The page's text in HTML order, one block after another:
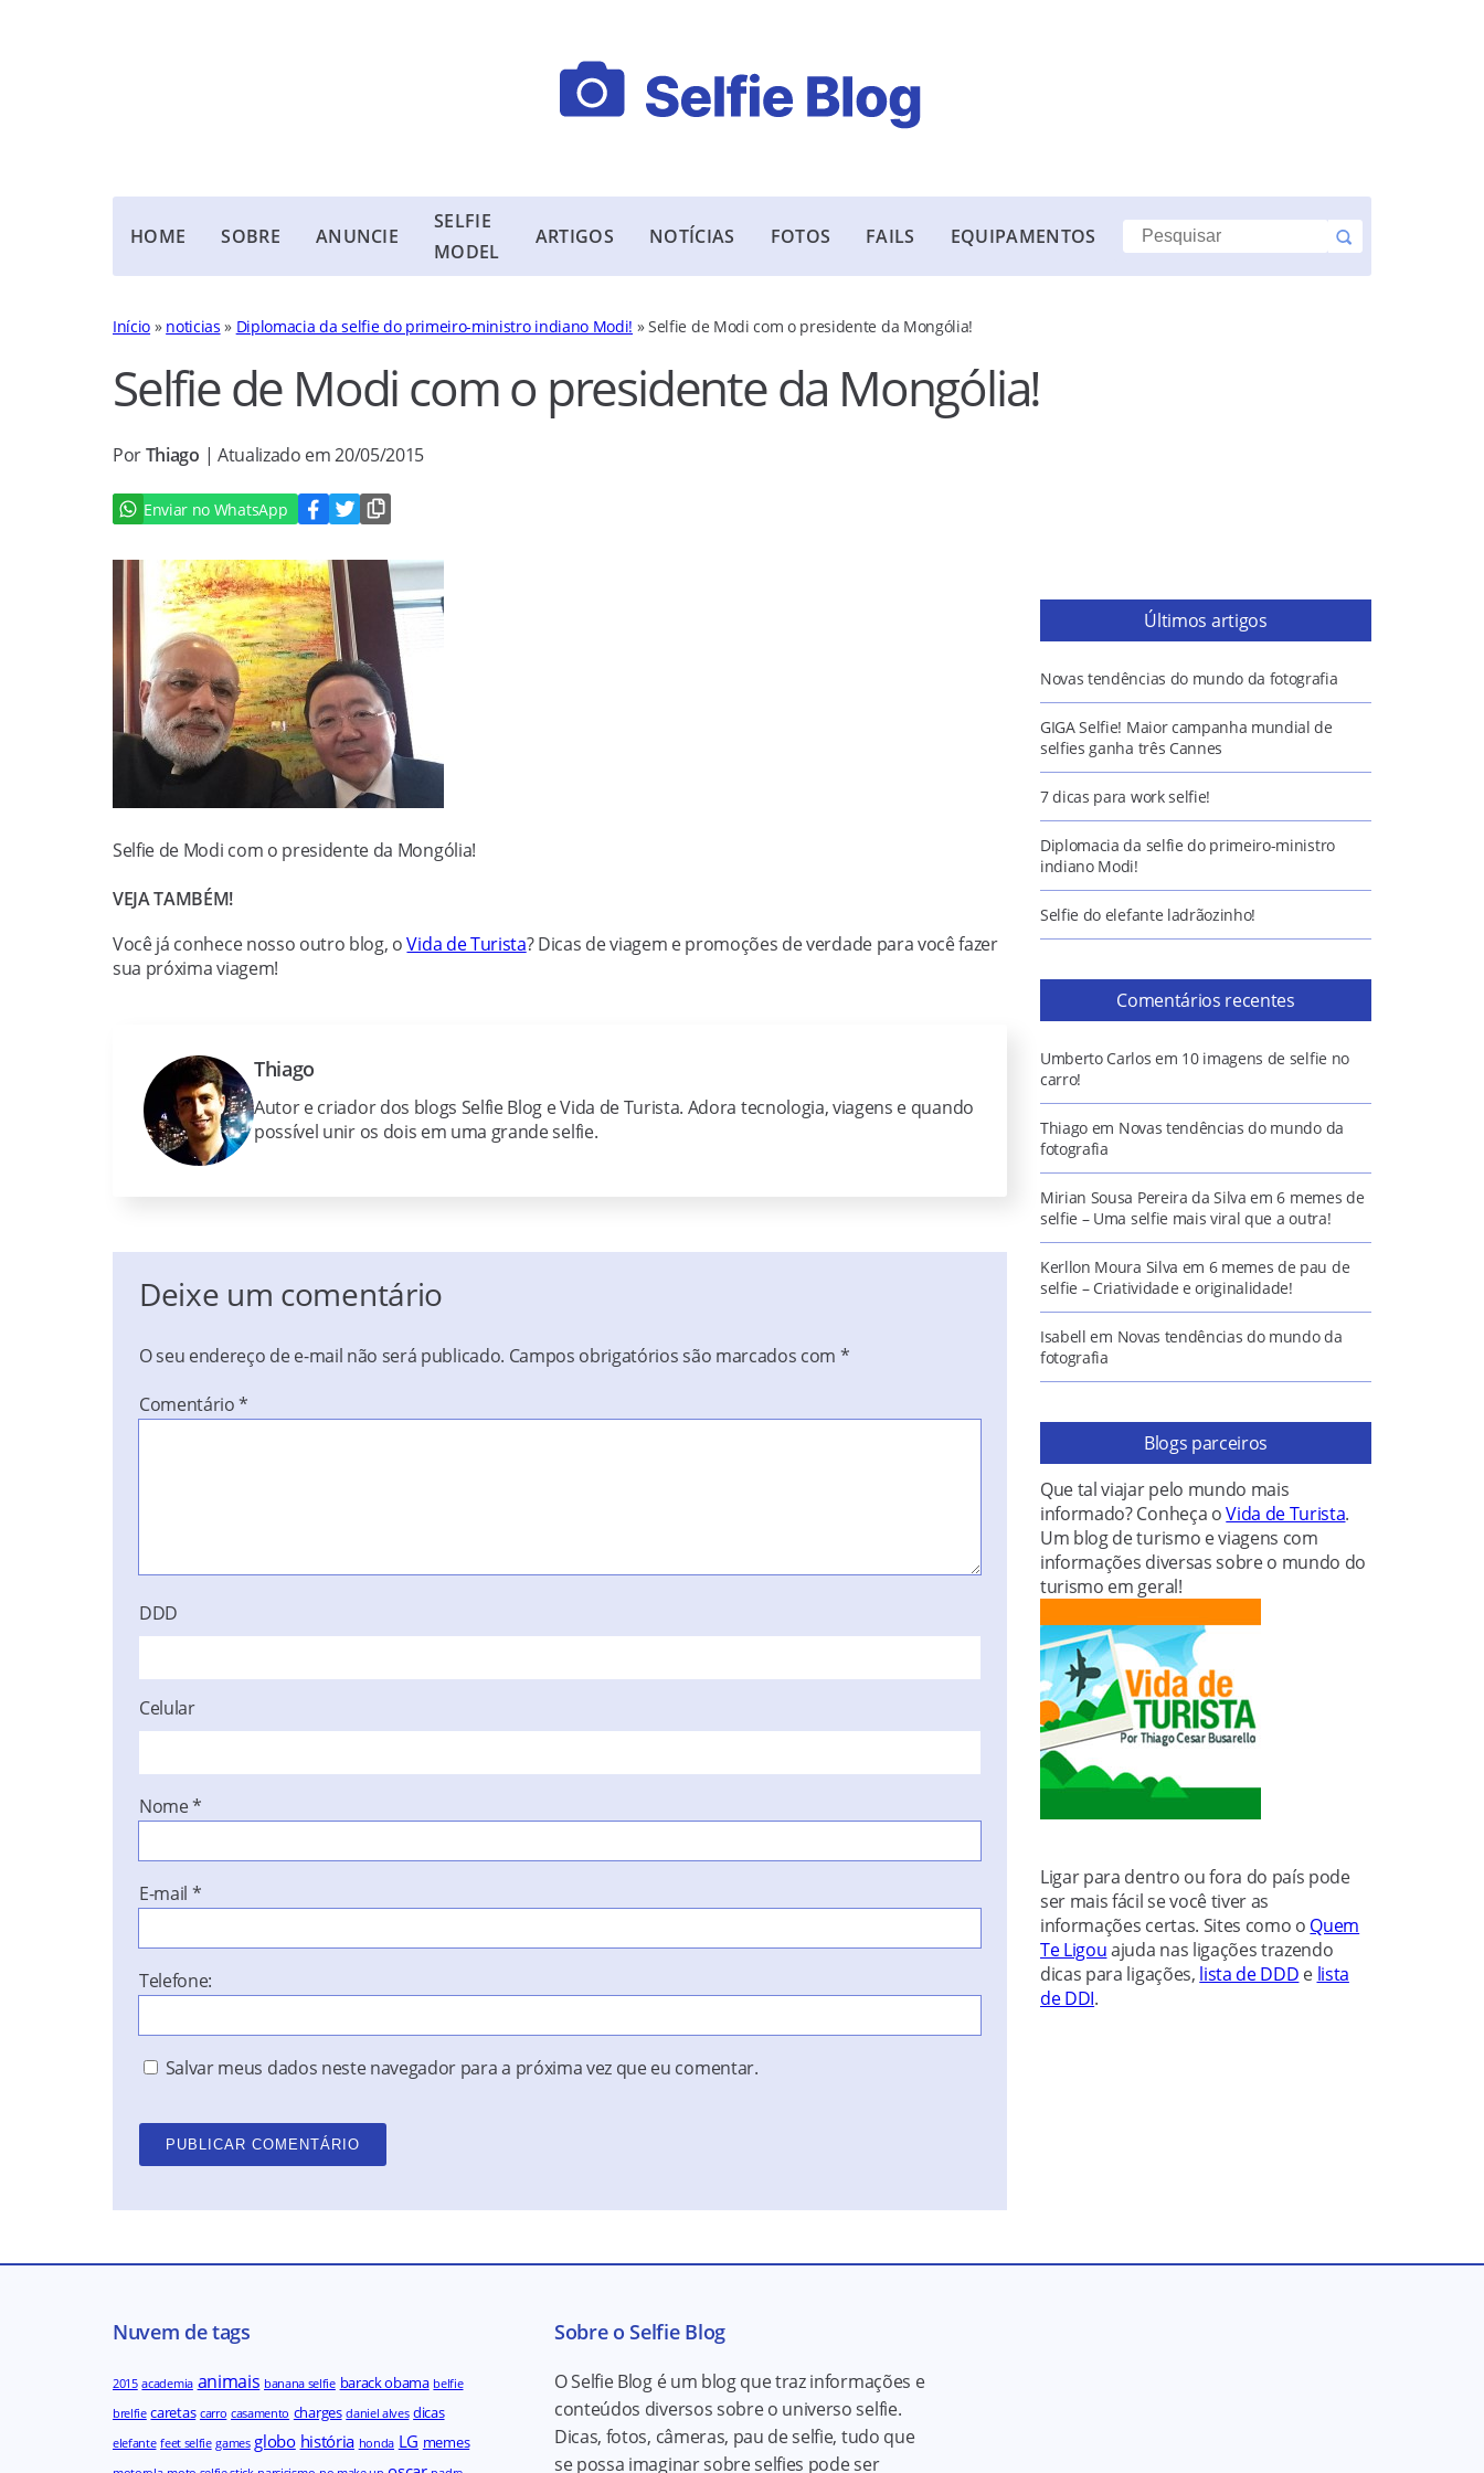
HOME SOBRE ANUNCIE
SELFIE
MODEL
ARTIGOS NOTÍCIAS FOTOS FAILS EQUIPAMENTOS
Início » noticias » Diplomacia da selfie do primeiro-ministro indiano Modi! »Selfie de Modi com o presidente da Mongólia!
Selfie de Modi com o presidente da Mongólia!
PorThiago | Atualizado em 20/05/2015
Enviar no WhatsApp
Selfie de Modi com o presidente da Mongólia!
VEJA TAMBÉM!
Você já conhece nosso outro blog, oVida de Turista? Dicas de viagem e promoções de verdade para você fazer
sua próxima viagem!
Thiago
Autor e criador dos blogs Selfie Blog e Vida de Turista. Adora tecnologia, viagens e quando
possível unir os dois em uma grande selfie.
Deixe um comentário
O seu endereço de e-mail não será publicado. Campos obrigatórios são marcados com *
Comentário*
DDD
Celular
Nome*
E-mail *
Telefone:
Salvar meus dados neste navegador para a próxima vez que eu comentar.
Últimos artigos
Novas tendências do mundo da fotografia
GIGA Selfie! Maior campanha mundial de
selfies ganha três Cannes
7 dicas para work selfie!
Diplomacia da selfie do primeiro-ministro
indiano Modi!
Selfie do elefante ladrãozinho!
Comentários recentes
Umberto Carlos em 10 imagens de selfie no
carro!
Thiago em Novas tendências do mundo da
fotografia
Mirian Sousa Pereira da Silva em6 memes de
selfie – Uma selfie mais viral que a outra!
Kerllon Moura Silva em 6 memes de pau de
selfie – Criatividade e originalidade!
Isabell em Novas tendências do mundo da
fotografia
Blogs parceiros
Que tal viajar pelo mundo mais
informado? Conheça oVida de Turista.
Um blog de turismo e viagens com
informações diversas sobre o mundo do
turismo em geral!
Ligar para dentro ou fora do país pode
ser mais fácil se você tiver as
informações certas. Sites como o Quem
Te Ligouajuda nas ligações trazendo
dicas para ligações, lista de DDD e lista
de DDI.
Nuvem de tags
2015 academia animais banana selfie barack obama belfie
brelfie caretas carro casamento charges daniel alves dicas
elefante feet selfie games globo história honda LG memes
Sobre o Selfie Blog
O Selfie Blog é um blog que traz informações e
conteúdos diversos sobre o universo selfie.
Dicas, fotos, câmeras, pau de selfie, tudo que
se possa imaginar sobre selfies pode ser